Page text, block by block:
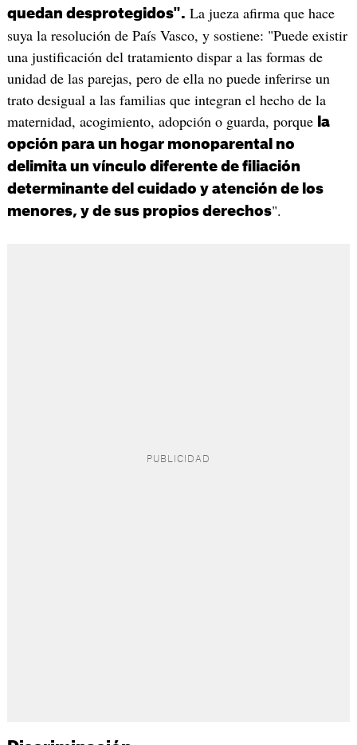
quedan desprotegidos". La jueza afirma que hace
suya la resolución de País Vasco, y sostiene: "Puede existir
una justificación del tratamiento dispar a las formas de
unidad de las parejas, pero de ella no puede inferirse un
trato desigual a las familias que integran el hecho de la
maternidad, acogimiento, adopción o guarda, porque la
opción para un hogar monoparental no
delimita un vínculo diferente de filiación
determinante del cuidado y atención de los
menores, y de sus propios derechos".